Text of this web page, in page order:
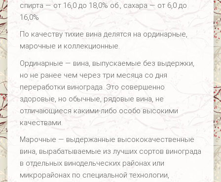
спирта — от 16,0 до 18,0% об., сахара — от 6,0 до
16,0%
По качеству тихие вина делятся на ординарные,
марочные и коллекционные.
Ординарные — вина, выпускаемые без выдержки,
но не ранее чем через три месяца со дня
переработки винограда. Это совершенно
здоровые, но обычные, рядовые вина, не
отличающиеся какими-либо особо высокими
качествами.
Марочные — выдержанные высококачественные
вина, вырабатываемые из лучших сортов винограда
в отдельных винодельческих районах или
микрорайонах по специальной технологии,